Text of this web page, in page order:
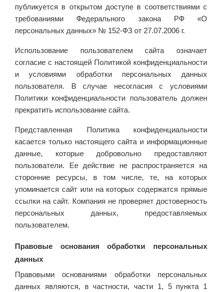
публикуется в открытом доступе в соответствиями с
требованиями Федерального закона РФ «О
персональных данных» № 152-ФЗ от 27.07.2006 г.
Использование пользователем сайта означает
согласие с настоящей Политикой конфиденциальности
и условиями обработки персональных данных
пользователя. В случае несогласия с условиями
Политики конфиденциальности пользователь должен
прекратить использование сайта.
Представленная Политика конфиденциальности
касается только настоящего сайта и информационные
данные, которые добровольно предоставляют
пользователи. Ее действие не распространяется на
сторонние ресурсы, в том числе, те, на которых
упоминается сайт или на которых содержатся прямые
ссылки на сайт. Компания не проверяет достоверность
персональных данных, предоставляемых
пользователем.
Правовые основания обработки персональных
данных
Правовыми основаниями обработки персональных
данных являются, в частности, части 1, 5 пункта 1